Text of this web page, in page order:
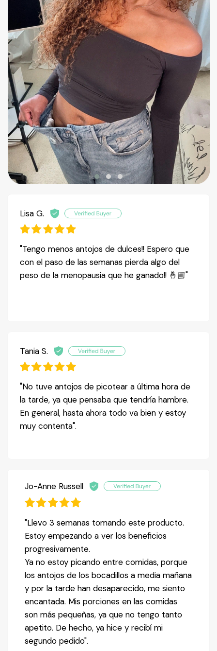
Lisa G.
"Tengo menos antojos de dulces!! Espero que
con el paso de las semanas pierda algo del
peso de la menopausia que he ganado!! 🤞🏼"
Tania S.
"No tuve antojos de picotear a última hora de
la tarde, ya que pensaba que tendría hambre.
En general, hasta ahora todo va bien y estoy
muy contenta".
Jo-Anne Russell
"Llevo 3 semanas tomando este producto.
Estoy empezando a ver los beneficios
progresivamente.
Ya no estoy picando entre comidas, porque
los antojos de los bocadillos a media mañana
y por la tarde han desaparecido, me siento
encantada. Mis porciones en las comidas
son más pequeñas, ya que no tengo tanto
apetito. De hecho, ya hice y recibí mi
segundo pedido".